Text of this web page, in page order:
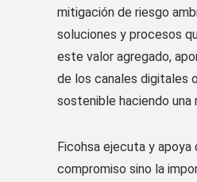
mitigación de riesgo
soluciones y procesos
este valor agregado,
de los canales digitales o
sostenible haciendo una
Ficohsa ejecuta y
compromiso sino la